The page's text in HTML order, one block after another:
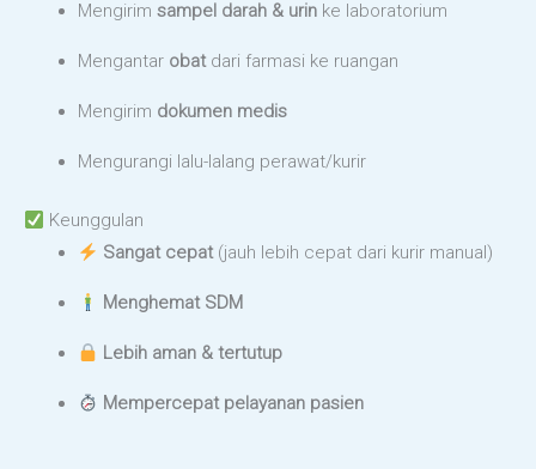
Mengirim sampel darah & urin ke laboratorium
Mengantar obatdari farmasi ke ruangan
Mengirim dokumen medis
Mengurangi lalu-lalang perawat/kurir
Keunggulan
Sangat cepat(jauh lebih cepat dari kurir manual)
Menghemat SDM
Lebih aman & tertutup
Mempercepat pelayanan pasien